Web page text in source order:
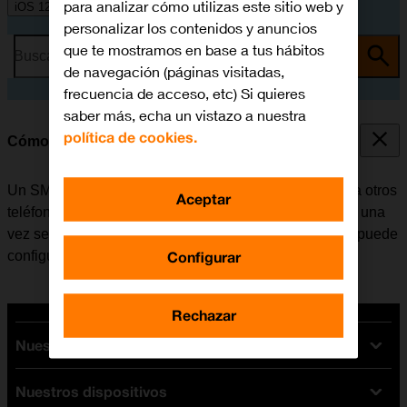
iOS 12.0
Busca por problema o tema
Cómo configurar el móvil para SMS
Un SMS es un mensaje de texto que se puede enviar a otros
teléfonos móviles. El móvil puede enviar y recibir SMS una
vez se ha insertado la tarjeta SIM. Si no es el caso, se puede
configurar el móvil para SMS de forma manual.
Nuestras tarifas
Tarifas Orange
Nuestros dispositivos
para analizar cómo utilizas este sitio web y
personalizar los contenidos y anuncios
que te mostramos en base a tus hábitos
de navegación (páginas visitadas,
frecuencia de acceso, etc) Si quieres
saber más, echa un vistazo a nuestra
política de cookies.
Configurar
Rechazar
Aceptar